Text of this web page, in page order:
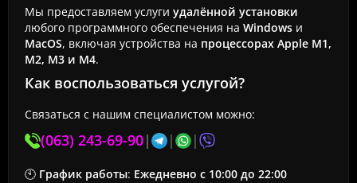
Мы предоставляем услуги удалённой установки
любого программного обеспечения на Windows и
MacOS, включая устройства на процессорах Apple M1,
M2, M3 и M4.
Как воспользоваться услугой?
Связаться с нашим специалистом можно:
(063) 243-69-90| | |
🕙 График работы: Ежедневно с 10:00 до 22:00